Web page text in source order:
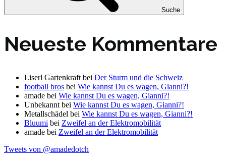
Suche
Neueste Kommentare
Liserl Gartenkraft bei Der Sturm und die Schweiz
football bros bei Wie kannst Du es wagen, Gianni?!
amade bei Wie kannst Du es wagen, Gianni?!
Unbekannt bei Wie kannst Du es wagen, Gianni?!
Metallschädel bei Wie kannst Du es wagen, Gianni?!
Bluumi bei Zweifel an der Elektromobilität
amade bei Zweifel an der Elektromobilität
Tweets von @amadedotch